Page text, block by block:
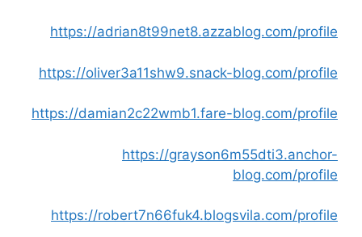
https://adrian8t99net8.azzablog.com/profile
https://oliver3a11shw9.snack-blog.com/profile
https://damian2c22wmb1.fare-blog.com/profile
https://grayson6m55dti3.anchor-
blog.com/profile
https://robert7n66fuk4.blogsvila.com/profile